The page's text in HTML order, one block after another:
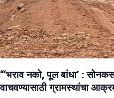
“‘भराव नको, पूल बांधा’ :
वाचवण्यासाठी ग्रामस्थांचा